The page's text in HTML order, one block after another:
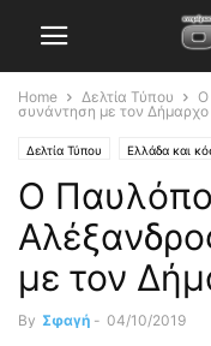
Home Δελτία Τύπου
Ο
συνάντηση με τον
Δελτία Τύπου Ελλάδα και
Ο
με τον
By Σφαγή - 04/10/2019